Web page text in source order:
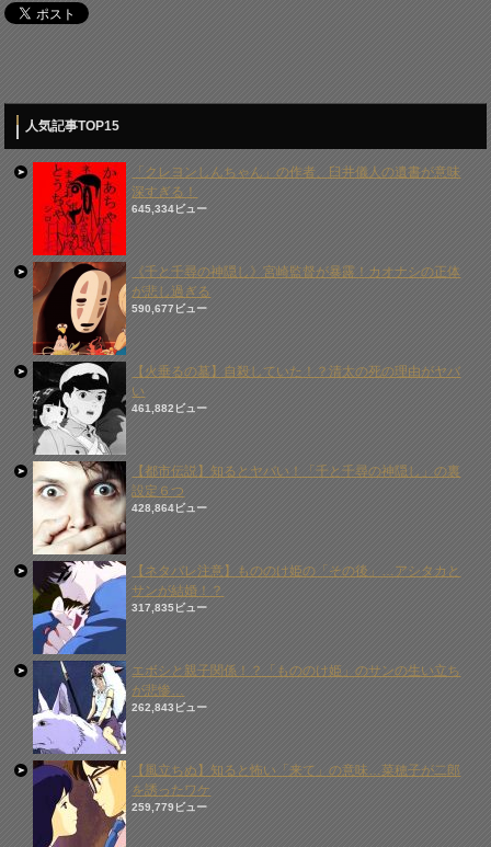
人気記事TOP15
「クレヨンしんちゃん」の作者、臼井儀人の遺書が意味
深すぎる！
645,334ビュー
《千と千尋の神隠し》宮崎監督が暴露！カオナシの正体
が悲し過ぎる
590,677ビュー
【火垂るの墓】自殺していた！？清太の死の理由がヤバ
い
461,882ビュー
【都市伝説】知るとヤバい！「千と千尋の神隠し」の裏
設定６つ
428,864ビュー
【ネタバレ注意】もののけ姫の「その後」…アシタカと
サンが結婚！？
317,835ビュー
エボシと親子関係！？「もののけ姫」のサンの生い立ち
が悲惨…
262,843ビュー
【風立ちぬ】知ると怖い「来て」の意味…菜穂子が二郎
を誘ったワケ
259,779ビュー